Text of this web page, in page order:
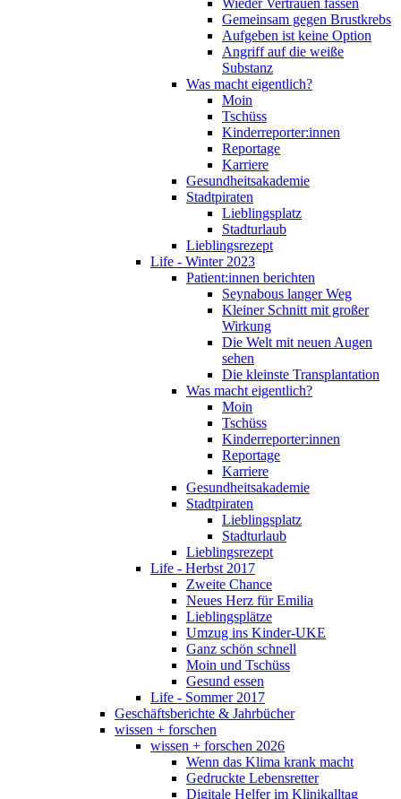
Wieder Vertrauen fassen
Gemeinsam gegen Brustkrebs
Aufgeben ist keine Option
Angriff auf die weiße
Substanz
Was macht eigentlich?
Moin
Tschüss
Kinderreporter:innen
Reportage
Karriere
Gesundheitsakademie
Stadtpiraten
Lieblingsplatz
Stadturlaub
Lieblingsrezept
Life - Winter 2023
Patient:innen berichten
Seynabous langer Weg
Kleiner Schnitt mit großer
Wirkung
Die Welt mit neuen Augen
sehen
Die kleinste Transplantation
Was macht eigentlich?
Moin
Tschüss
Kinderreporter:innen
Reportage
Karriere
Gesundheitsakademie
Stadtpiraten
Lieblingsplatz
Stadturlaub
Lieblingsrezept
Life - Herbst 2017
Zweite Chance
Neues Herz für Emilia
Lieblingsplätze
Umzug ins Kinder-UKE
Ganz schön schnell
Moin und Tschüss
Gesund essen
Life - Sommer 2017
Geschäftsberichte & Jahrbücher
wissen + forschen
wissen + forschen 2026
Wenn das Klima krank macht
Gedruckte Lebensretter
Digitale Helfer im Klinikalltag